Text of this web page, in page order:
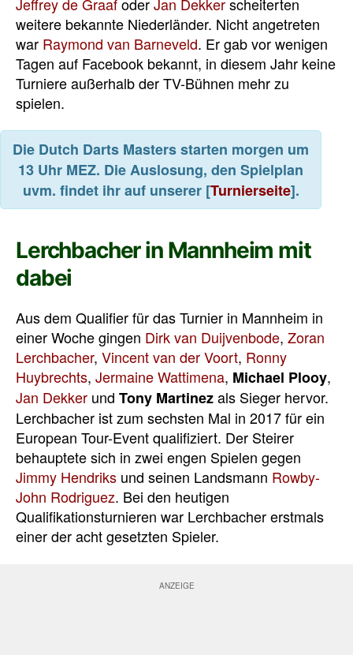
weitere bekannte Niederländer. Nicht angetreten
war Raymond van Barneveld. Er gab vor wenigen
Tagen auf Facebook bekannt, in diesem Jahr keine
Turniere außerhalb der TV-Bühnen mehr zu
spielen.
Die Dutch Darts Masters starten morgen um
13 Uhr MEZ. Die Auslosung, den Spielplan
uvm. findet ihr auf unserer [Turnierseite].
Lerchbacher in Mannheim mit
dabei
Aus dem Qualifier für das Turnier in Mannheim in
einer Woche gingen Dirk van Duijvenbode, Zoran
Lerchbacher, Vincent van der Voort, Ronny
Huybrechts, Jermaine Wattimena, Michael Plooy,
Jan Dekker und Tony Martinezals Sieger hervor.
Lerchbacher ist zum sechsten Mal in 2017 für ein
European Tour-Event qualifiziert. Der Steirer
behauptete sich in zwei engen Spielen gegen
Jimmy Hendriks und seinen Landsmann Rowby-
John Rodriguez. Bei den heutigen
Qualifikationsturnieren war Lerchbacher erstmals
einer der acht gesetzten Spieler.